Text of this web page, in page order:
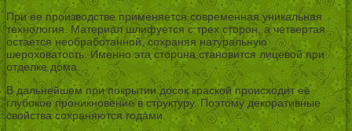
При ее производстве применяется современная уникальная
технология. Материал шлифуется с трех сторон, а четвертая
остается необработанной, сохраняя натуральную
шероховатость. Именно эта сторона становится лицевой при
отделке дома.
В дальнейшем при покрытии досок краской происходит её
глубокое проникновение в структуру. Поэтому декоративные
свойства сохраняются годами.